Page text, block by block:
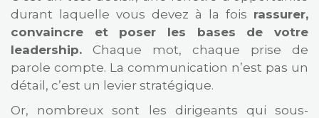
durant laquelle vous devez à la fois rassurer,
convaincre et poser les bases de votre
leadership. Chaque mot, chaque prise de
parole compte. La communication n’est pas un
détail, c’est un levier stratégique.
Or, nombreux sont les dirigeants qui sous-